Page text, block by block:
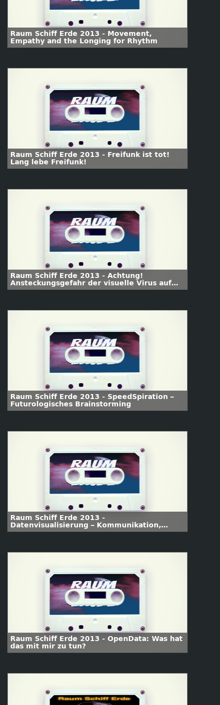
Raum Schiff Erde 2013 - Movement,
Empathy and the Longing for Rhythm
Raum Schiff Erde 2013 - Freifunk ist tot!
Lang lebe Freifunk!
Raum Schiff Erde 2013 - Achtung!
Ansteckungsgefahr der visuelle Virus auf
der Arbeit
Raum Schiff Erde 2013 - SpeedSpiration –
Futurologisches Brainstorming
Raum Schiff Erde 2013 -
Datenvisualisierung – Kommunikation,
Exploration und Immersion
Raum Schiff Erde 2013 - OpenData: Was hat
das mit mir zu tun?